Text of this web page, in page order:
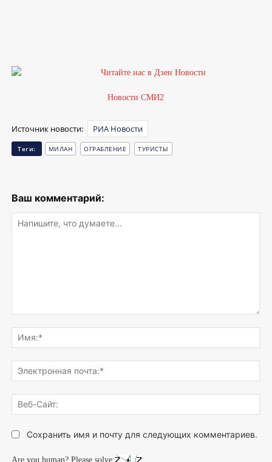
Новости СМИ2
Источник новости: РИА Новости
Теги: МИЛАН ОГРАБЛЕНИЕ ТУРИСТЫ
Ваш комментарий:
что
думаете...
Сохранить имя и почту для следующих комментариев.
Are you human? Please solve: